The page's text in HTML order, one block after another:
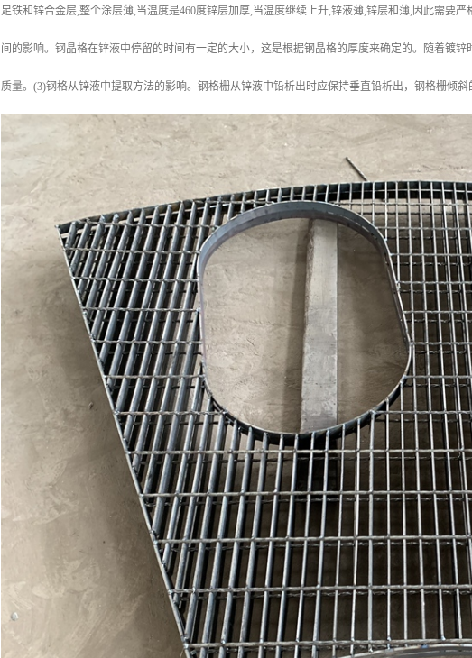
足铁和锌合金层,整个涂层薄,当温度是460度锌层加厚,当温度继续上升,锌液薄,锌层和薄,因此需要
间的影响。钢晶格在锌液中停留的时间有一定的大小，这是根据钢晶格的厚度来确定的。随着镀
质量。(3)钢格从锌液中提取方法的影响。钢格栅从锌液中铅析出时应保持垂直铅析出，钢格栅倾